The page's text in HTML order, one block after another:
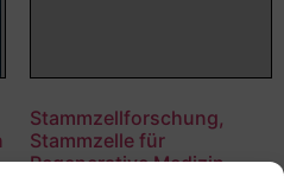
Stammzellforschung,
Stammzelle für
Regenerative Medizin